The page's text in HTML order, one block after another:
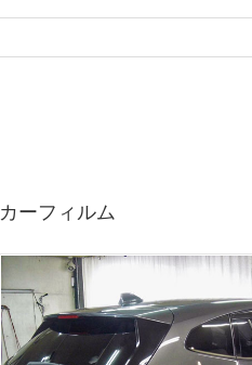
カーフィルム